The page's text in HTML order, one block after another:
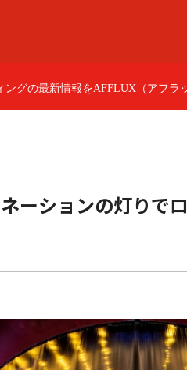
商品カテゴリ
パーフェクト
ショップ
店舗一覧
ングの最新情報をAFFLUX（アフラ
ーションの灯りで